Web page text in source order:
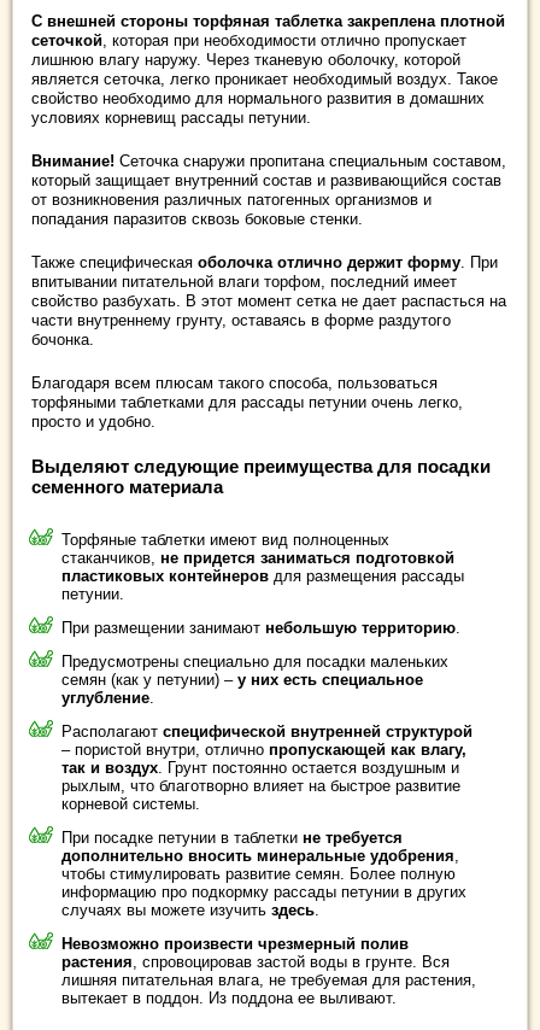
С внешней стороны торфяная таблетка закреплена плотной
сеточкой, которая при необходимости отлично пропускает
лишнюю влагу наружу. Через тканевую оболочку, которой
является сеточка, легко проникает необходимый воздух. Такое
свойство необходимо для нормального развития в домашних
условиях корневищ рассады петунии.
Внимание! Сеточка снаружи пропитана специальным составом,
который защищает внутренний состав и развивающийся состав
от возникновения различных патогенных организмов и
попадания паразитов сквозь боковые стенки.
Также специфическая оболочка отлично держит форму. При
впитывании питательной влаги торфом, последний имеет
свойство разбухать. В этот момент сетка не дает распасться на
части внутреннему грунту, оставаясь в форме раздутого
бочонка.
Благодаря всем плюсам такого способа, пользоваться
торфяными таблетками для рассады петунии очень легко,
просто и удобно.
Выделяют следующие преимущества для посадки
семенного материала
Торфяные таблетки имеют вид полноценных
стаканчиков, не придется заниматься подготовкой
пластиковых контейнеров для размещения рассады
петунии.
При размещении занимают небольшую территорию.
Предусмотрены специально для посадки маленьких
семян (как у петунии) –у них есть специальное
углубление.
Располагают специфической внутренней структурой
– пористой внутри, отлично пропускающей как влагу,
так и воздух. Грунт постоянно остается воздушным и
рыхлым, что благотворно влияет на быстрое развитие
корневой системы.
При посадке петунии в таблетки не требуется
дополнительно вносить минеральные удобрения,
чтобы стимулировать развитие семян. Более полную
информацию про подкормку рассады петунии в других
случаях вы можете изучить здесь.
Невозможно произвести чрезмерный полив
растения, спровоцировав застой воды в грунте. Вся
лишняя питательная влага, не требуемая для растения,
вытекает в поддон. Из поддона ее выливают.